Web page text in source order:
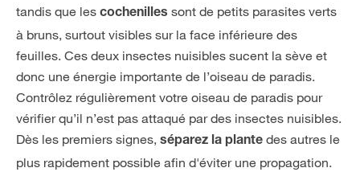
tandis que les cochenilles sont de petits parasites verts
à bruns, surtout visibles sur la face inférieure des
feuilles. Ces deux insectes nuisibles sucent la sève et
donc une énergie importante de l’oiseau de paradis.
Contrôlez régulièrement votre oiseau de paradis pour
vérifier qu’il n’est pas attaqué par des insectes nuisibles.
Dès les premiers signes, séparez la plante des autres le
plus rapidement possible afin d'éviter une propagation.